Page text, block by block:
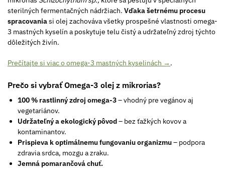
sterilných fermentačných nádržiach. Vďaka šetrnému procesu
spracovaniasi olej zachováva všetky prospešné vlastnosti omega-
3 mastných kyselín a poskytuje telu čistý a udržateľný zdroj týchto
dôležitých živín.
Prečítajte si viac o omega-3 mastných kyselinách → .
Prečo si vybrať Omega-3 olej z mikrorias?
100 % rastlinný zdroj omega-3– vhodný pre vegánov aj
vegetariánov.
Udržateľný a ekologický pôvod– bez ťažkých kovov a
kontaminantov.
Prispieva k optimálnemu fungovaniu organizmu– podpora
zdravia srdca, mozgu a zraku.
Jemná pomarančová chuť.